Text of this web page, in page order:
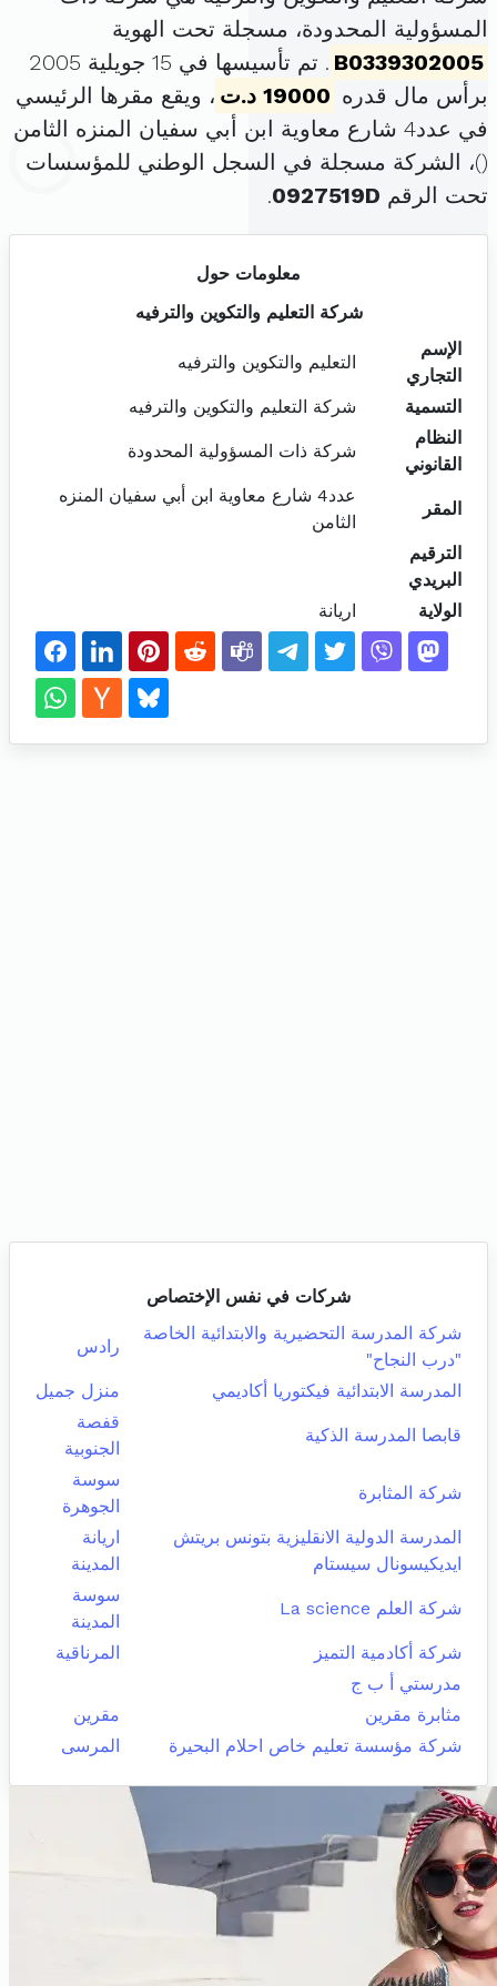
المسؤولية المحدودة، مسجلة تحت الهوية
B0339302005
. تم تأسيسها في 15 جويلية 2005
برأس مال قدره 19000 د.ت
، ويقع مقرها الرئيسي
في عدد4 شارع معاوية ابن أبي سفيان المنزه الثامن
()، الشركة مسجلة في السجل الوطني للمؤسسات
تحت الرقم 0927519D
.
معلومات حول
شركة التعليم والتكوين والترفيه
الإسم
التجاري
التعليم والتكوين والترفيه
التسمية
شركة التعليم والتكوين والترفيه
النظام
القانوني
شركة ذات المسؤولية المحدودة
المقر
عدد4 شارع معاوية ابن أبي سفيان المنزه
الثامن
الترقيم
البريدي
الولاية
اريانة
شركات في نفس الإختصاص
شركة المدرسة التحضيرية والابتدائية الخاصة
"درب النجاح"
رادس
المدرسة الابتدائية فيكتوريا أكاديمي منزل جميل
قابصا المدرسة الذكية
قفصة
الجنوبية
شركة المثابرة
سوسة
الجوهرة
المدرسة الدولية الانقليزية بتونس بريتش
ايديكيسونال سيستام
اريانة
المدينة
شركة العلم La science
سوسة
المدينة
شركة أكادمية التميز
المرناقية
مدرستي أ ب ج
مثابرة مقرين
مقرين
شركة مؤسسة تعليم خاص احلام البحيرة
المرسى